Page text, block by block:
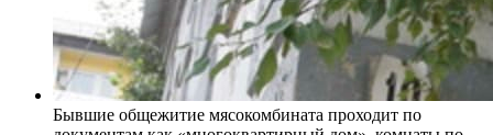
Бывшие общежитие мясокомбината проходит по